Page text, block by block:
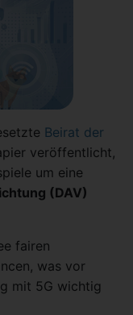
Beirat der
veröffentlicht,
um eine
(DAV)
fairen
was vor
mit 5G wichtig